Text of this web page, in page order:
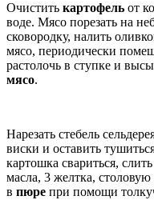
Очистить картофель от
воде. Мясо порезать на
сковородку, налить
мясо, периодически
растолочь в ступке и
мясо.
Нарезать стебель
виски и оставить
картошка свариться,
масла, 3 желтка,
в пюре при помощи